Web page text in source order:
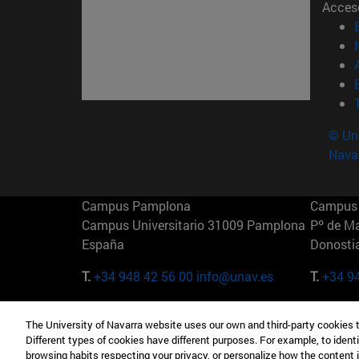
©
Campus Pamplona
Campus Universitario 31009 Pamplona
España
T.+34 948 42 56 00 info@unav.es
Pº de
T.+34
Camino del Cerro Águila 3 28023
Madrid España
165 W
EE.UU
The University of Navarra website uses our own and third-party
Different types of cookies have different purposes. For example, to
browsing habits respecting your privacy, or personalize how the